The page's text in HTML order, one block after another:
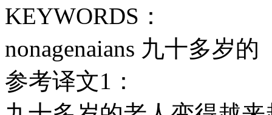
KEYWORDS：
nonagenaians 九十多岁的
参考译文1：